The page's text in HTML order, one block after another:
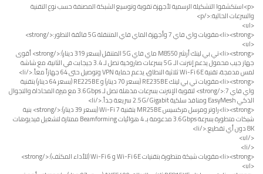
<p>استكشفوا التشكيلة الرسمية لأجهزة تقوية وتوسيع الشبكة المصنفة حسب نوع التقنية
والسرعات الحالية:</p>
<ul>
<li><strong>مقويات واي فاي 7 وأجهزة الماي فاي المتنقلة 5G فائقة التطور:</strong>
<ul>
<li><strong>تي بي لينك أرشر M8550 ماي فاي 5G المتنقل (بسعر 319 دينار):</strong> أقوى
جهاز جيب محمول يدعم إنترنت الـ 5G بسرعات صاروخية تصل لـ 3.4 جيجابت في الثانية، مع شاشة
لمس مدمجة، تقنية Wi-Fi 6E ثلاثية النطاق، يدعم حماية VPN وتوصيل حتى 64 جهازاً معاً.</li>
<li><strong>مقويات تي بي لينك RE235BE (بسعر 70 دينار) و RE225BE (بسعر 64 دينار) بتقنية
واي فاي 7:</strong> لتقوية الإنترنت بسرعات مذهلة تصل لـ 3.6Gbps مع ميزة المحاذاة والتجوال
الذكي EasyMesh ومنافذ سلكية 2.5G/Gigabit سريعة جداً.</li>
<li><strong>راوتر ومرسل مركسيس MR25BE بتقنية Wi-Fi 7 (بسعر 39 دينار):</strong> بنية
شبكات متطورة بسرعة 3.6Gbps مدعومة بـ 4 هوائيات Beamforming ممتازة لتشغيل فيديوهات
8K دون أي تقطيع.</li>
</ul>
</li>
<li><strong>مقويات شبكة متطورة بتقنيات Wi-Fi 6E و Wi-Fi 6 (للأداء المكثف):</strong>
<ul>